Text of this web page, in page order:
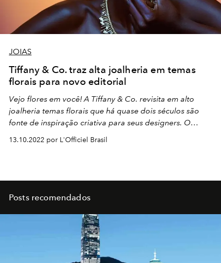
JOIAS
Tiffany & Co. traz alta joalheria em temas
florais para novo editorial
Vejo flores em você! A Tiffany & Co. revisita em alto
joalheria temas florais que há quase dois séculos são
fonte de inspiração criativa para seus designers. O
resultado extraordinário floresce no
Botânica. Confira!
13.10.2022 por L'Officiel Brasil
Posts recomendados